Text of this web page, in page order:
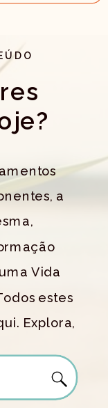
a
Vida
estes
Explora,